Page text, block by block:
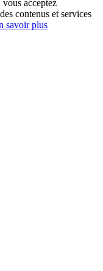
acceptez
contenus et services
savoir plus